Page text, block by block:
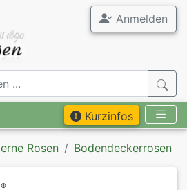
Anmelden
Kurzinfos
Rosen Bodendeckerrosen
®